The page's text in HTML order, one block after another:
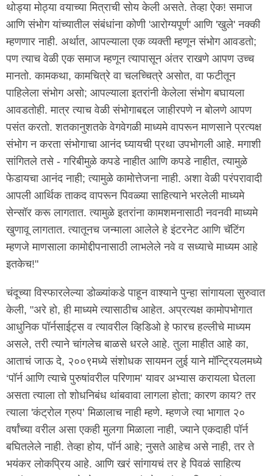
थोड्या मोठ्या वयाच्या मित्राची सोय केली असते. तेव्हा ऐक! समाज
आणि संभोग यांच्यातील संबंधांना कोणी 'आरोग्यपूर्ण' आणि 'खुले' नक्की
म्हणणार नाही. अर्थात, आपल्याला एक व्यक्ती म्हणून संभोग आवडतो;
पण त्याच वेळी एक समाज म्हणून त्यापासून अंतर राखणे आपण उच्च
मानतो. कामकथा, कामचित्रे वा चलच्चित्रे असोत, वा फटीतून
पाहिलेला संभोग असो; आपल्याला इतरांनी केलेला संभोग बघायला
आवडतोही. मात्र त्याच वेळी संभोगाबद्दल जाहीरपणे न बोलणे आपण
पसंत करतो. शतकानुशतके वेगवेगळी माध्यमे वापरून माणसाने प्रत्यक्ष
संभोग न करता संभोगाचा आनंद घ्यायची प्रथा उपभोगली आहे. मगाशी
सांगितले तसे - गरिबीमुळे कपडे नाहीत आणि कपडे नाहीत, त्यामुळे
फेडायचा आनंद नाही; त्यामुळे कामोत्तेजना नाही. अशा वेळी परंपरावादी
आपली आर्थिक ताकद वापरून पिवळ्या साहित्याने भरलेली माध्यमे
सेन्सॉर करू लागतात. त्यामुळे इतरांना कामशमनासाठी नवनवी माध्यमे
खुणावू लागतात. त्यातूनच जन्माला आलेले हे इंटरनेट आणि चॅटिंग
म्हणजे माणसाला कामोद्दीपनासाठी लाभलेले नवे व सध्याचे माध्यम आहे
इतकेच!"
चंदूच्या विस्फारलेल्या डोळ्यांकडे पाहून वाश्याने पुन्हा सांगायला सुरुवात
केली, "अरे हो, ही माध्यमे त्यासाठीच आहेत. अप्रत्यक्ष कामोपभोगात
आधुनिक पॉर्नसाईट्स व त्यावरील व्हिडिओ हे फारच हल्लीचे माध्यम
असले, तरी त्याने चांगलेच बाळसे धरले आहे. तुला माहीत आहे का,
आताचं जाऊ दे, २००९मध्ये संशोधक सायमन लुई याने मॉन्ट्रियलमध्ये
‘पॉर्न आणि त्याचे पुरुषांवरील परिणाम’ यावर अभ्यास करायला घेतला
असता त्याला तो शोधनिबंध थांबवावा लागला होता; कारण काय? तर
त्याला 'कंट्रोल ग्रुप’ मिळालाच नाही म्हणे. म्हणजे त्या भागात २०
वर्षांच्या वरील असा एकही मुलगा मिळाला नाही, ज्याने एकदाही पॉर्न
बघितलेले नाही. तेव्हा होय, पॉर्न आहे; नुसते आहेच असे नाही, तर ते
भयंकर लोकप्रिय आहे. आणि खरं सांगायचं तर हे पिवळं साहित्य